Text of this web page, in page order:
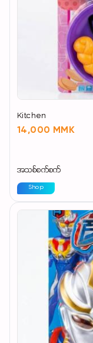
Kitchen
14,000 MMK
အသစ်စက်စက်
Shop